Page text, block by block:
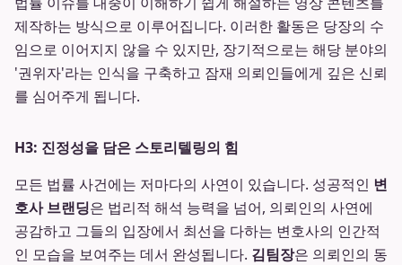
제작하는 방식으로 이루어집니다. 이러한 활동은 당장의 수
임으로 이어지지 않을 수 있지만, 장기적으로는 해당 분야의
'권위자'라는 인식을 구축하고 잠재 의뢰인들에게 깊은 신뢰
를 심어주게 됩니다.
H3: 진정성을 담은 스토리텔링의 힘
모든 법률 사건에는 저마다의 사연이 있습니다. 성공적인 변
호사 브랜딩은 법리적 해석 능력을 넘어, 의뢰인의 사연에
공감하고 그들의 입장에서 최선을 다하는 변호사의 인간적
인 모습을 보여주는 데서 완성됩니다. 김팀장은 의뢰인의 동